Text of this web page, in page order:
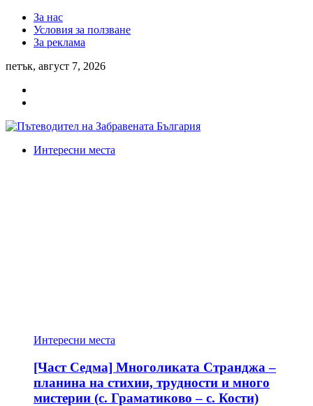
За нас
Условия за ползване
За реклама
петък, август 7, 2026
Интересни места
Интересни места
[Част Седма] Многоликата Странджа –
планина на стихии, трудности и много
мистерии (с. Граматиково – с. Кости)